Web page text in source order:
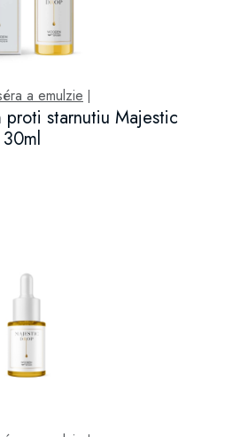
a emulzie |
starnutiu Majestic